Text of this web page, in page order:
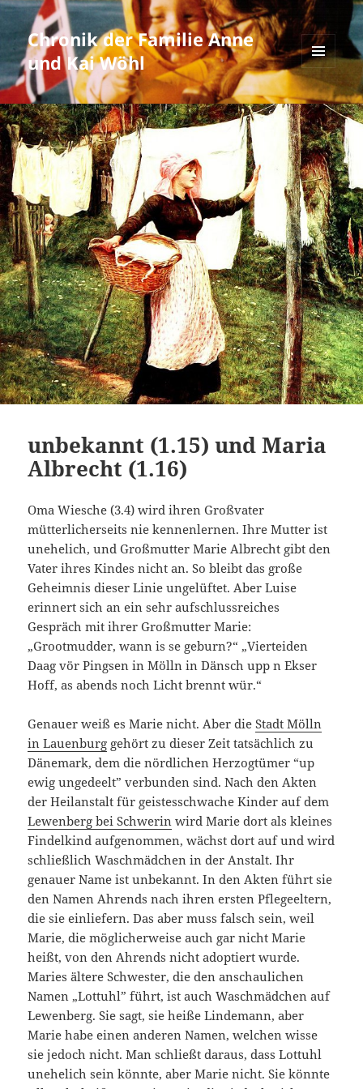
Chronik der Familie Anne
und Kai Wöhl
MENÜ
UND
WIDGETS
unbekannt (1.15) und Maria
Albrecht (1.16)
Oma Wiesche (3.4) wird ihren Großvater
mütterlicherseits nie kennenlernen. Ihre Mutter ist
unehelich, und Großmutter Marie Albrecht gibt den
Vater ihres Kindes nicht an. So bleibt das große
Geheimnis dieser Linie ungelüftet. Aber Luise
erinnert sich an ein sehr aufschlussreiches
Gespräch mit ihrer Großmutter Marie:
„Grootmudder, wann is se geburn?“ „Vierteiden
Daag vör Pingsen in Mölln in Dänsch upp n Ekser
Hoff, as abends noch Licht brennt wür.“
Genauer weiß es Marie nicht. Aber dieStadt Mölln
in Lauenburg gehört zu dieser Zeit tatsächlich zu
Dänemark, dem die nördlichen Herzogtümer “up
ewig ungedeelt” verbunden sind. Nach den Akten
der Heilanstalt für geistesschwache Kinder auf dem
Lewenberg bei Schwerin wird Marie dort als kleines
Findelkind aufgenommen, wächst dort auf und wird
schließlich Waschmädchen in der Anstalt. Ihr
genauer Name ist unbekannt. In den Akten führt sie
den Namen Ahrends nach ihren ersten Pflegeeltern,
die sie einliefern. Das aber muss falsch sein, weil
Marie, die möglicherweise auch gar nicht Marie
heißt, von den Ahrends nicht adoptiert wurde.
Maries ältere Schwester, die den anschaulichen
Namen „Lottuhl” führt, ist auch Waschmädchen auf
Lewenberg. Sie sagt, sie heiße Lindemann, aber
Marie habe einen anderen Namen, welchen wisse
sie jedoch nicht. Man schließt daraus, dass Lottuhl
unehelich sein könnte, aber Marie nicht. Sie könnte